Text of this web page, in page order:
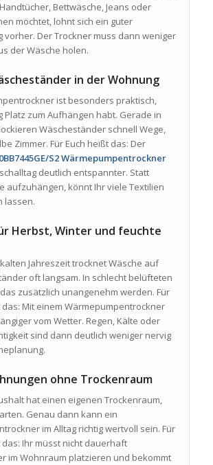
Bettwäsche, Jeans oder
möchtet, lohnt sich ein guter
vorher. Der Trockner muss dann weniger
der Wäsche holen.
in der Wohnung
ist besonders praktisch,
Platz zum Aufhängen habt. Gerade in
Wäscheständer schnell Wege,
Zimmer. Für Euch heißt das: Der
S2 Wärmepumpentrockner
deutlich entspannter. Statt
aufzuhängen, könnt Ihr viele Textilien
lassen.
Herbst, Winter und feuchte
Jahreszeit trocknet Wäsche auf
oft langsam. In schlecht belüfteten
zusätzlich unangenehm werden. Für
Mit einem Wärmepumpentrockner
vom Wetter. Regen, Kälte oder
sind dann deutlich weniger nervig
ohne Trockenraum
hat einen eigenen Trockenraum,
Genau dann kann ein
im Alltag richtig wertvoll sein. Für
Ihr müsst nicht dauerhaft
im Wohnraum platzieren und bekommt